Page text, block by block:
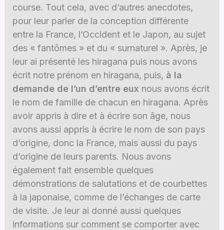
course. Tout cela, avec d’autres anecdotes,
pour leur parler de la conception différente
entre la France, l’Occident et le Japon, au sujet
des « fantômes » et du « surnaturel ». Après, je
leur ai présenté les hiragana puis nous avons
écrit notre prénom en hiragana, puis, à la
demande de l’un d’entre eux nous avons écrit
le nom de famille de chacun en hiragana. Après
avoir appris à dire et à écrire son âge, nous
avons aussi appris à écrire le nom de son pays
d’origine, donc la France, mais aussi du pays
d’origine de leurs parents. Nous avons
également fait ensemble quelques
démonstrations de salutations et de courbettes
à la japonaise, comme de l’échanges de carte
de visite. Je leur ai donné aussi quelques
informations sur comment se comporter avec